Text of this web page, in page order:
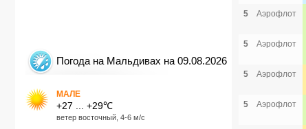
Погода на Мальдивах на 09.08.2026
МАЛЕ
+27 ... +29℃
ветер восточный, 4-6 м/с
5 Аэрофлот
5 Аэрофлот
5 Аэрофлот
5 Аэрофлот